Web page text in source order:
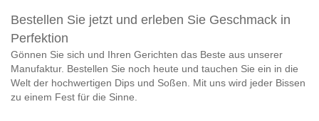
Bestellen Sie jetzt und erleben Sie Geschmack in
Perfektion
Gönnen Sie sich und Ihren Gerichten das Beste aus unserer
Manufaktur. Bestellen Sie noch heute und tauchen Sie ein in die
Welt der hochwertigen Dips und Soßen. Mit uns wird jeder Bissen
zu einem Fest für die Sinne.